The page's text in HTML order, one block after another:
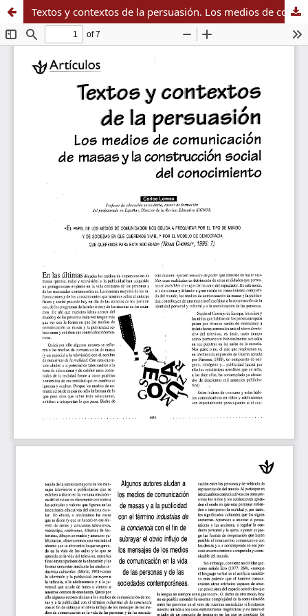
Textos y contextos de la persuasión. Los medios de comunicación de masas y la construcción social del conocimiento